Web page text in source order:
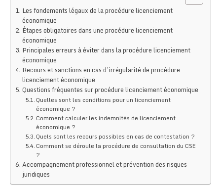
Les fondements légaux de la procédure licenciement
économique
Étapes obligatoires dans une procédure licenciement
économique
Principales erreurs à éviter dans la procédure licenciement
économique
Recours et sanctions en cas d’irrégularité de procédure
licenciement économique
Questions fréquentes sur procédure licenciement économique
Quelles sont les conditions pour un licenciement
économique ?
Comment calculer les indemnités de licenciement
économique ?
Quels sont les recours possibles en cas de contestation ?
Comment se déroule la procédure de consultation du CSE
?
Accompagnement professionnel et prévention des risques
juridiques